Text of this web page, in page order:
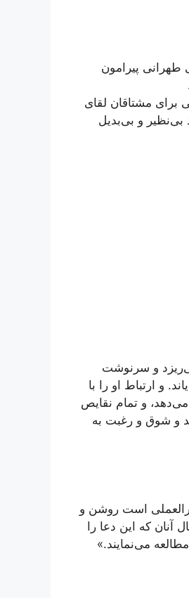
پیرامون
مشتاقان لقای
و بی‌بدیل
و سرنوشت
و ارتباط او را با
و تمام نقایص
و شوق و رغبت به
است روشن و
آنان که این دعا را
می‌نمایند.»